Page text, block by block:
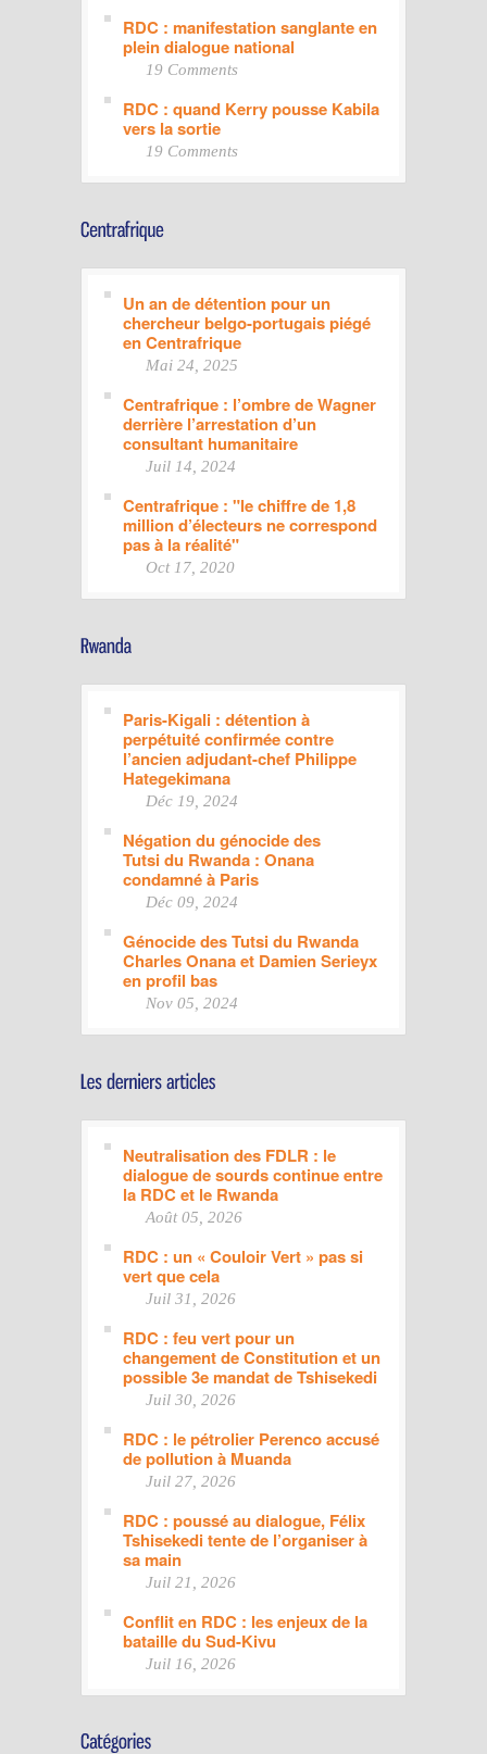
RDC : manifestation sanglante en
plein dialogue national
19 Comments
RDC : quand Kerry pousse Kabila
vers la sortie
19 Comments
Un an de détention pour un
chercheur belgo-portugais piégé
en Centrafrique
Mai 24, 2025
Centrafrique : l’ombre de Wagner
derrière l’arrestation d’un
consultant humanitaire
Juil 14, 2024
Centrafrique : "le chiffre de 1,8
million d’électeurs ne correspond
pas à la réalité"
Oct 17, 2020
Paris-Kigali : détention à
perpétuité confirmée contre
l’ancien adjudant-chef Philippe
Hategekimana
Déc 19, 2024
Négation du génocide des
Tutsi du Rwanda : Onana
condamné à Paris
Déc 09, 2024
Génocide des Tutsi du Rwanda
Charles Onana et Damien Serieyx
en profil bas
Nov 05, 2024
Neutralisation des FDLR : le
dialogue de sourds continue entre
la RDC et le Rwanda
Août 05, 2026
RDC : un « Couloir Vert » pas si
vert que cela
Juil 31, 2026
RDC : feu vert pour un
changement de Constitution et un
possible 3e mandat de Tshisekedi
Juil 30, 2026
RDC : le pétrolier Perenco accusé
de pollution à Muanda
Juil 27, 2026
RDC : poussé au dialogue, Félix
Tshisekedi tente de l’organiser à
sa main
Juil 21, 2026
Conflit en RDC : les enjeux de la
bataille du Sud-Kivu
Juil 16, 2026